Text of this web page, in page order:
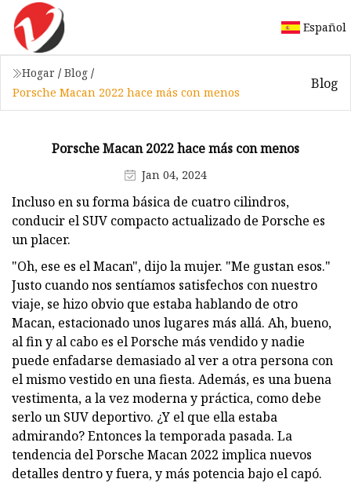
Español
Hogar / Blog /
Porsche Macan 2022 hace más con menos
Blog
Porsche Macan 2022 hace más con menos
Jan 04, 2024
Incluso en su forma básica de cuatro cilindros,
conducir el SUV compacto actualizado de Porsche es
un placer.
"Oh, ese es el Macan", dijo la mujer. "Me gustan esos."
Justo cuando nos sentíamos satisfechos con nuestro
viaje, se hizo obvio que estaba hablando de otro
Macan, estacionado unos lugares más allá. Ah, bueno,
al fin y al cabo es el Porsche más vendido y nadie
puede enfadarse demasiado al ver a otra persona con
el mismo vestido en una fiesta. Además, es una buena
vestimenta, a la vez moderna y práctica, como debe
serlo un SUV deportivo. ¿Y el que ella estaba
admirando? Entonces la temporada pasada. La
tendencia del Porsche Macan 2022 implica nuevos
detalles dentro y fuera, y más potencia bajo el capó.